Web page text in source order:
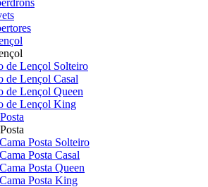
de Lençol Solteiro
de Lençol Casal
de Lençol Queen
de Lençol King
Posta Solteiro
Posta Casal
Posta Queen
Posta King